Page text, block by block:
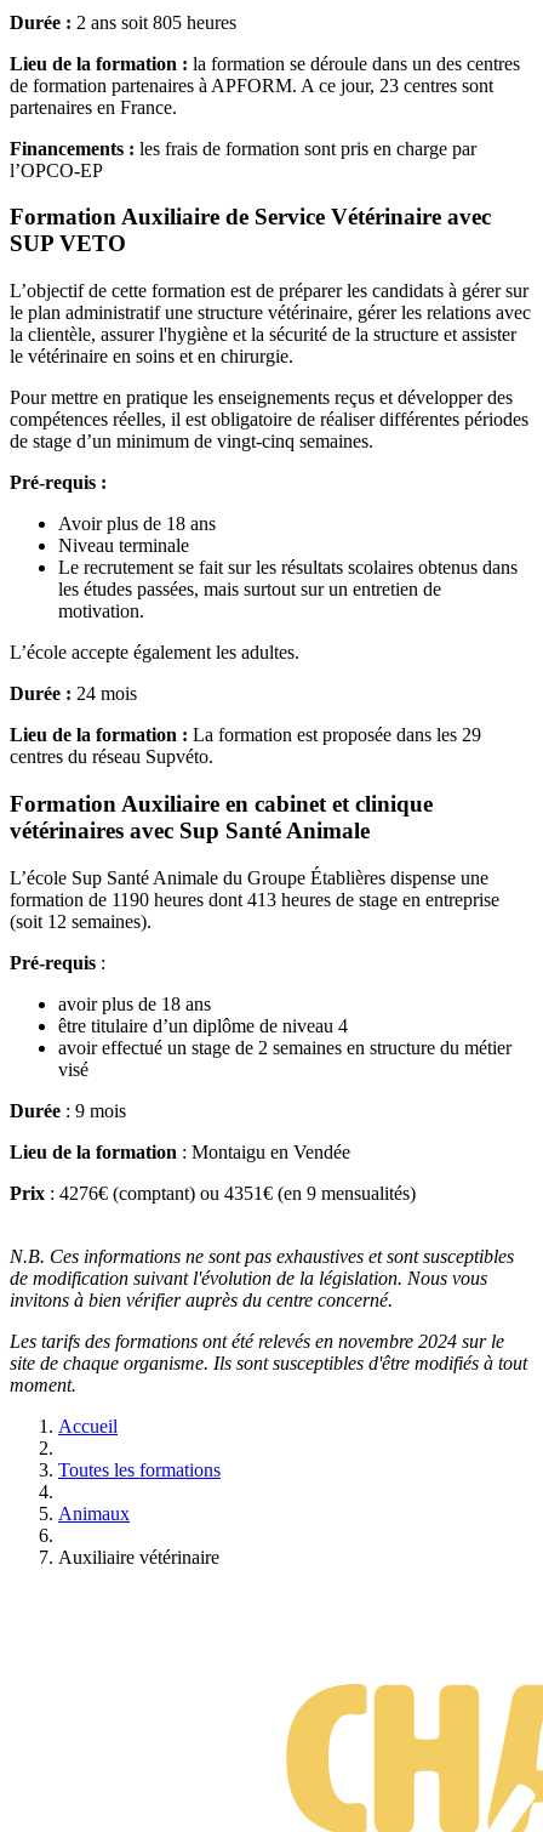
Durée : 2 ans soit 805 heures
Lieu de la formation : la formation se déroule dans un des centres
de formation partenaires à APFORM. A ce jour, 23 centres sont
partenaires en France.
Financements : les frais de formation sont pris en charge par
l’OPCO-EP
Formation Auxiliaire de Service Vétérinaire avec
SUP VETO
L’objectif de cette formation est de préparer les candidats à gérer sur
le plan administratif une structure vétérinaire, gérer les relations avec
la clientèle, assurer l'hygiène et la sécurité de la structure et assister
le vétérinaire en soins et en chirurgie.
Pour mettre en pratique les enseignements reçus et développer des
compétences réelles, il est obligatoire de réaliser différentes périodes
de stage d’un minimum de vingt-cinq semaines.
Pré-requis :
Avoir plus de 18 ans
Niveau terminale
Le recrutement se fait sur les résultats scolaires obtenus dans
les études passées, mais surtout sur un entretien de
motivation.
L’école accepte également les adultes.
Durée : 24 mois
Lieu de la formation : La formation est proposée dans les 29
centres du réseau Supvéto.
Formation Auxiliaire en cabinet et clinique
vétérinaires avec Sup Santé Animale
L’école Sup Santé Animale du Groupe Établières dispense une
formation de 1190 heures dont 413 heures de stage en entreprise
(soit 12 semaines).
Pré-requis :
avoir plus de 18 ans
être titulaire d’un diplôme de niveau 4
avoir effectué un stage de 2 semaines en structure du métier
visé
Durée : 9 mois
Lieu de la formation : Montaigu en Vendée
Prix : 4276€ (comptant) ou 4351€ (en 9 mensualités)
N.B. Ces informations ne sont pas exhaustives et sont susceptibles
de modification suivant l'évolution de la législation. Nous vous
invitons à bien vérifier auprès du centre concerné.
Les tarifs des formations ont été relevés en novembre 2024 sur le
site de chaque organisme. Ils sont susceptibles d'être modifiés à tout
moment.
Accueil
Toutes les formations
Animaux
Auxiliaire vétérinaire